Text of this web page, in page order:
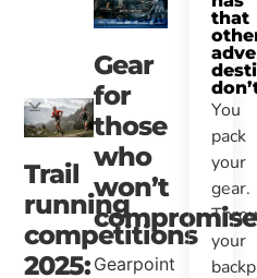
Trail
running
competitions
2025:
Gear
for
those
who
won’t
compromise
Gearpoint
that
You
pack
your
gear.
your